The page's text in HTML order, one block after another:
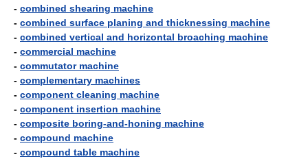
- combined shearing machine
- combined surface planing and thicknessing machine
- combined vertical and horizontal broaching machine
- commercial machine
- commutator machine
- complementary machines
- component cleaning machine
- component insertion machine
- composite boring-and-honing machine
- compound machine
- compound table machine